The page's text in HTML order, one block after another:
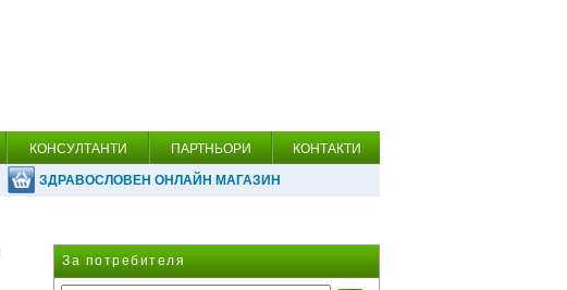
КОНСУЛТАНТИ ПАРТНЬОРИ КОНТАКТИ
ЗДРАВОСЛОВЕН ОНЛАЙН МАГАЗИН
За потребителя